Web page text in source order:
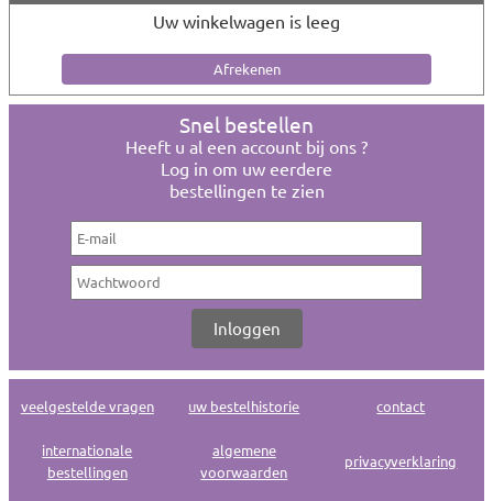
Uw winkelwagen is leeg
Snel bestellen
Heeft u al een account bij ons ?
Log in om uw eerdere
bestellingen te zien
veelgestelde vragen uw bestelhistorie contact
internationale
bestellingen
algemene
voorwaarden
privacyverklaring